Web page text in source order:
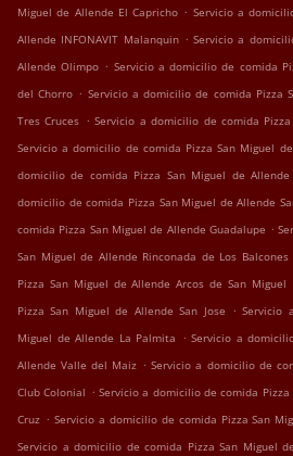
Miguel de Allende El Capricho . Servicio a
Allende INFONAVIT Malanquin . Servicio a
Allende Olimpo . Servicio a domicilio de comida
del Chorro . Servicio a domicilio de comida Pizza
Tres Cruces . Servicio a domicilio de comida
Servicio a domicilio de comida Pizza San Miguel
domicilio de comida Pizza San Miguel de
domicilio de comida Pizza San Miguel de Allende
comida Pizza San Miguel de Allende Guadalupe .
San Miguel de Allende Rinconada de Los Balcones
Pizza San Miguel de Allende Arcos de San Miguel
Pizza San Miguel de Allende San Jose . Servicio
Miguel de Allende La Palmita . Servicio a
Allende Valle del Maiz . Servicio a domicilio de
Club Colonial . Servicio a domicilio de comida
Cruz . Servicio a domicilio de comida Pizza San
Servicio a domicilio de comida Pizza San Miguel